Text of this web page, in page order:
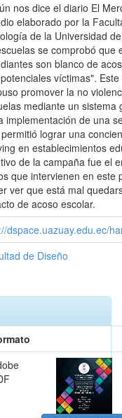
nos dice el diario El
elaborado por la
de la Universidad
se comprobó que
son blanco de
víctimas".
promover la no
mediante un sistema
implementación de una
lograr una
en establecimientos
de la campaña fue el
que intervienen en este
ver que está mal
de acoso escolar.
dspace.uazuay.edu.ec/
de Diseño